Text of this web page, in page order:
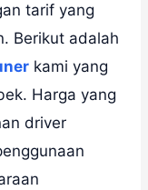
tarif yang
Berikut adalah
kami yang
Harga yang
driver